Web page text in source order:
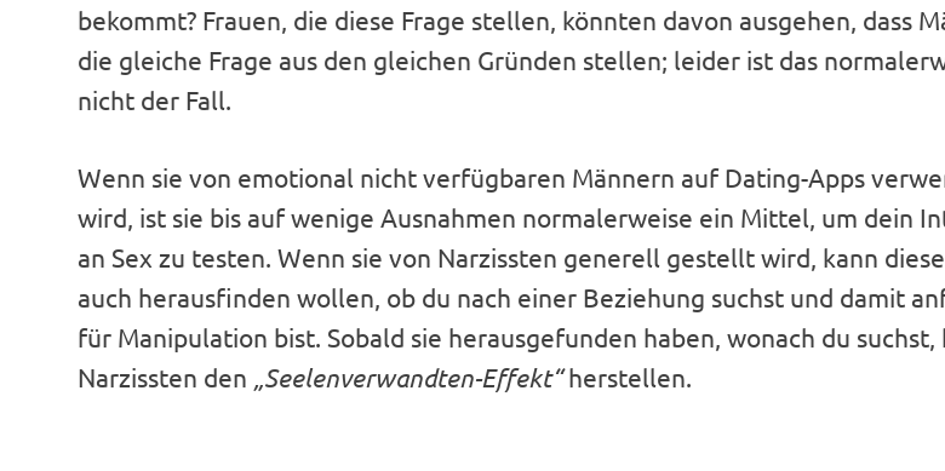
bekommt? Frauen, die diese Frage stellen, könnten davon ausgehen, dass
die gleiche Frage aus den gleichen Gründen stellen; leider ist das
nicht der Fall.
Wenn sie von emotional nicht verfügbaren Männern auf Dating-Apps
wird, ist sie bis auf wenige Ausnahmen normalerweise ein Mittel, um dein
an Sex zu testen. Wenn sie von Narzissten generell gestellt wird, kann
auch herausfinden wollen, ob du nach einer Beziehung suchst und damit
für Manipulation bist. Sobald sie herausgefunden haben, wonach du suchst,
Narzissten den „Seelenverwandten-Effekt“herstellen.